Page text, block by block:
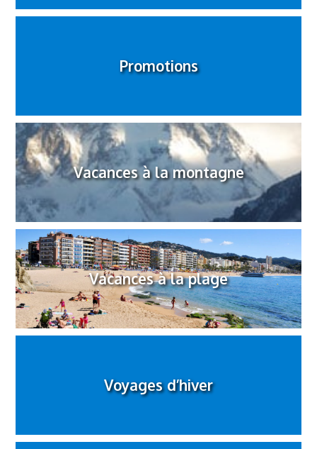
Promotions
Vacances à la montagne
Vacances à la plage
Voyages d’hiver